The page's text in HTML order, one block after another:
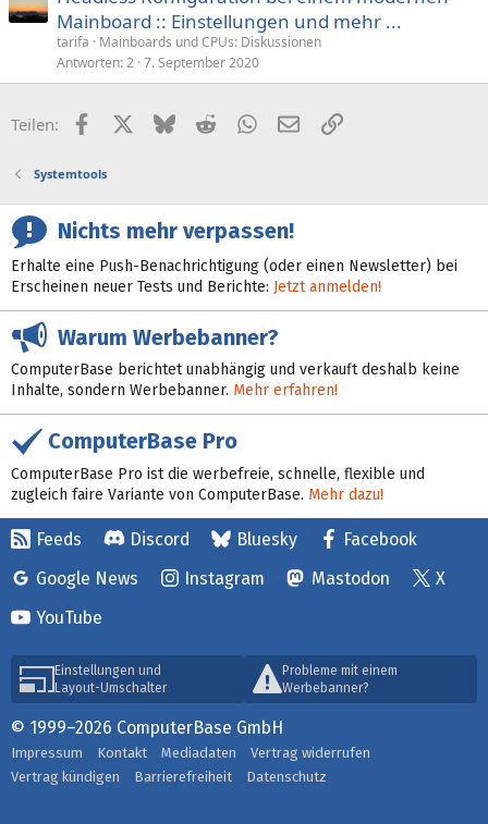
Mainboard :: Einstellungen und mehr ...
tarifa
Mainboards und CPUs: Diskussionen
Antworten 2 7. September 2020
Teilen: FacebookX (Twitter)
BlueskyRedditWhatsApp
E-MailLink
Systemtools
Nichts mehr verpassen!
Erhalte eine Push-Benachrichtigung (oder einen Newsletter) bei
Erscheinen neuer Tests und Berichte: Jetzt anmelden!
Warum Werbebanner?
ComputerBase berichtet unabhängig und verkauft deshalb keine
Inhalte, sondern Werbebanner. Mehr erfahren!
ComputerBase Pro
ComputerBase Pro ist die werbefreie, schnelle, flexible und
zugleich faire Variante von ComputerBase. Mehr dazu!
Feeds Discord Bluesky
Facebook
Google News
Instagram Mastodon
X
YouTube
Einstellungen und
Layout-Umschalter
Probleme mit einem
Werbebanner?
© 1999–2026 ComputerBase GmbH
Impressum Kontakt Mediadaten
Vertrag widerrufen
Vertrag kündigen
Barrierefreiheit Datenschutz